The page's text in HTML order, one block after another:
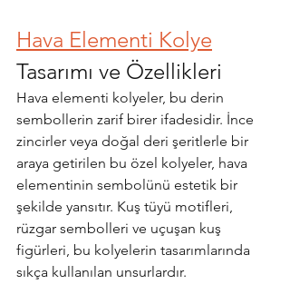
Hava Elementi Kolye
Tasarımı ve Özellikleri
Hava elementi kolyeler, bu derin
sembollerin zarif birer ifadesidir. İnce
zincirler veya doğal deri şeritlerle bir
araya getirilen bu özel kolyeler, hava
elementinin sembolünü estetik bir
şekilde yansıtır. Kuş tüyü motifleri,
rüzgar sembolleri ve uçuşan kuş
figürleri, bu kolyelerin tasarımlarında
sıkça kullanılan unsurlardır.